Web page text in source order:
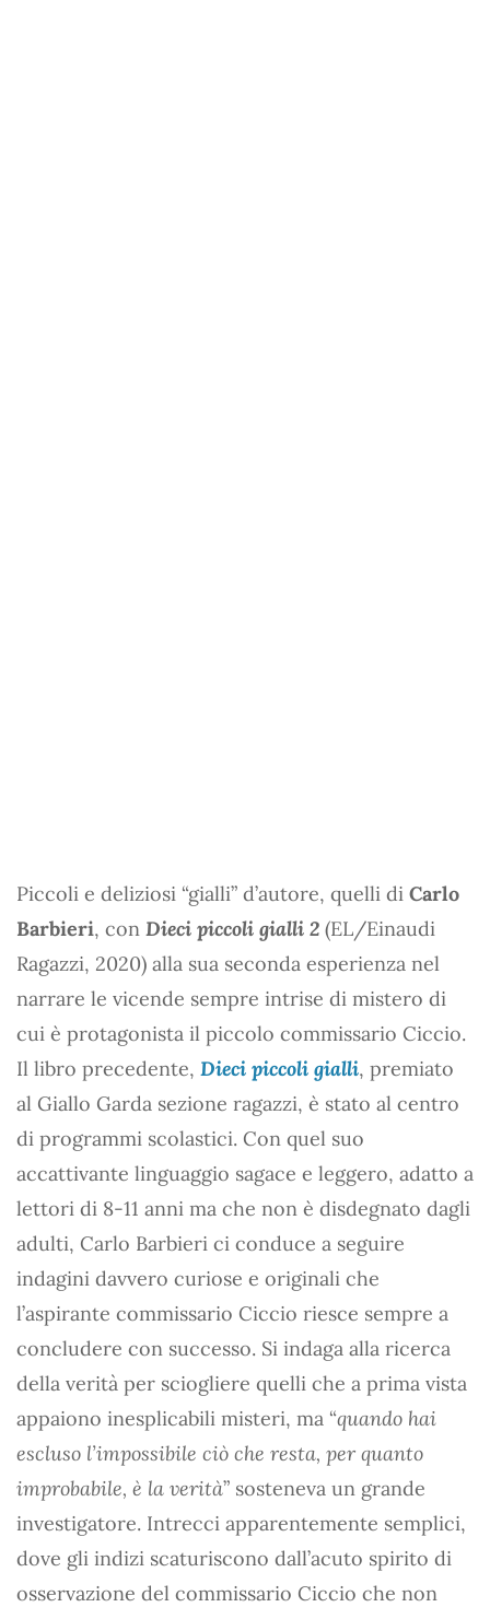
Piccoli e deliziosi “gialli” d’autore, quelli di Carlo
Barbieri, con Dieci piccoli gialli 2 (EL/Einaudi
Ragazzi, 2020) alla sua seconda esperienza nel
narrare le vicende sempre intrise di mistero di
cui è protagonista il piccolo commissario Ciccio.
Il libro precedente, Dieci piccoli gialli, premiato
al Giallo Garda sezione ragazzi, è stato al centro
di programmi scolastici. Con quel suo
accattivante linguaggio sagace e leggero, adatto a
lettori di 8-11 anni ma che non è disdegnato dagli
adulti, Carlo Barbieri ci conduce a seguire
indagini davvero curiose e originali che
l’aspirante commissario Ciccio riesce sempre a
concludere con successo. Si indaga alla ricerca
della verità per sciogliere quelli che a prima vista
appaiono inesplicabili misteri, ma “quando hai
escluso l’impossibile ciò che resta, per quanto
improbabile, è la verità” sosteneva un grande
investigatore. Intrecci apparentemente semplici,
dove gli indizi scaturiscono dall’acuto spirito di
osservazione del commissario Ciccio che non